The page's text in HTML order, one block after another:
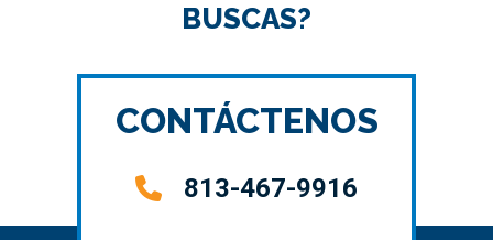
BUSCAS?
CONTÁCTENOS
813-467-9916